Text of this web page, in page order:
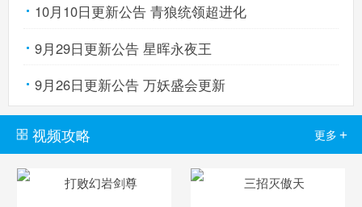
10月10日更新公告 青狼统领超进化
9月29日更新公告 星晖永夜王
9月26日更新公告 万妖盛会更新
视频攻略 更多 +